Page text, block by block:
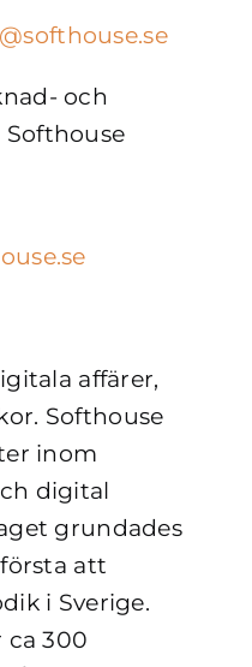
och
affärer,
Softhouse
inom
digital
grundades
att
i Sverige.
ca 300